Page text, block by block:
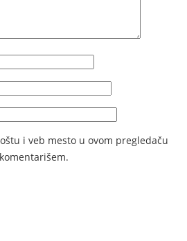
i veb mesto u ovom pregledaču